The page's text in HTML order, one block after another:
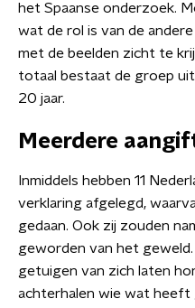
het Spaanse onderzoek.
wat de rol is van de
met de beelden zicht te
totaal bestaat de groep
20 jaar.
Meerdere
Inmiddels hebben 11
verklaring afgelegd,
gedaan. Ook zij zouden
geworden van het
getuigen van zich laten
achterhalen wie wat heeft